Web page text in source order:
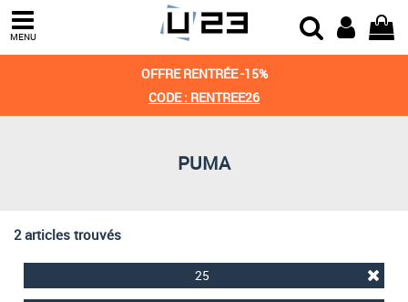
MENU
OFFRE RENTRÉE -15%
CODE : RENTREE26
PUMA
2 articles trouvés
25
Trier par
Derniers arrivages